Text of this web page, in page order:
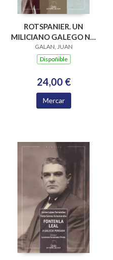
ROTSPANIER. UN
MILICIANO GALEGO NO
EXILIO FRANCES 1939-
1945
GALAN, JUAN
Dispoñible
24,00 €
Mercar